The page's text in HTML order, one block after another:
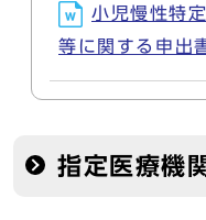
小児慢性特
等に関する申
指定医療機